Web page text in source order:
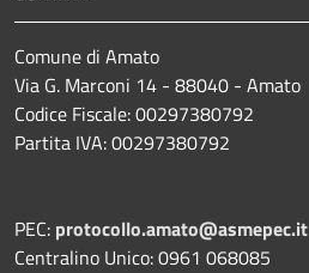
Comune di Amato
Via G. Marconi 14 - 88040 - Amato
Codice Fiscale: 00297380792
Partita IVA: 00297380792
PEC: protocollo.amato@asmepec.it
Centralino Unico: 0961 068085